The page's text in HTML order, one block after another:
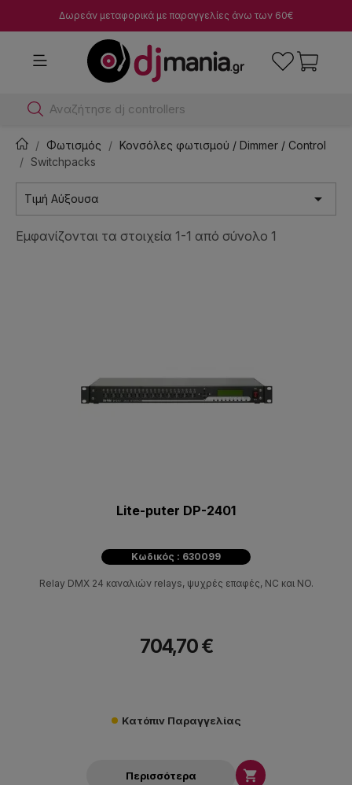
Δωρεάν μεταφορικά με παραγγελίες άνω των 60€
Αναζήτησε dj controllers
Φωτισμός
Κονσόλες φωτισμού / Dimmer / Control
Switchpacks
Τιμή Αύξουσα 
Εμφανίζονται τα στοιχεία 1-1 από σύνολο 1
Lite-puter DP-2401
Κωδικός : 630099
Relay DMX 24 καναλιών relays, ψυχρές επαφές, NC και NO.
704,70 €
Κατόπιν Παραγγελίας
Περισσότερα 